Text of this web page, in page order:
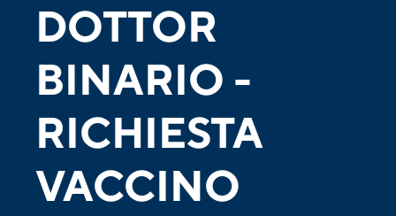
DOTTOR
BINARIO -
RICHIESTA
VACCINO